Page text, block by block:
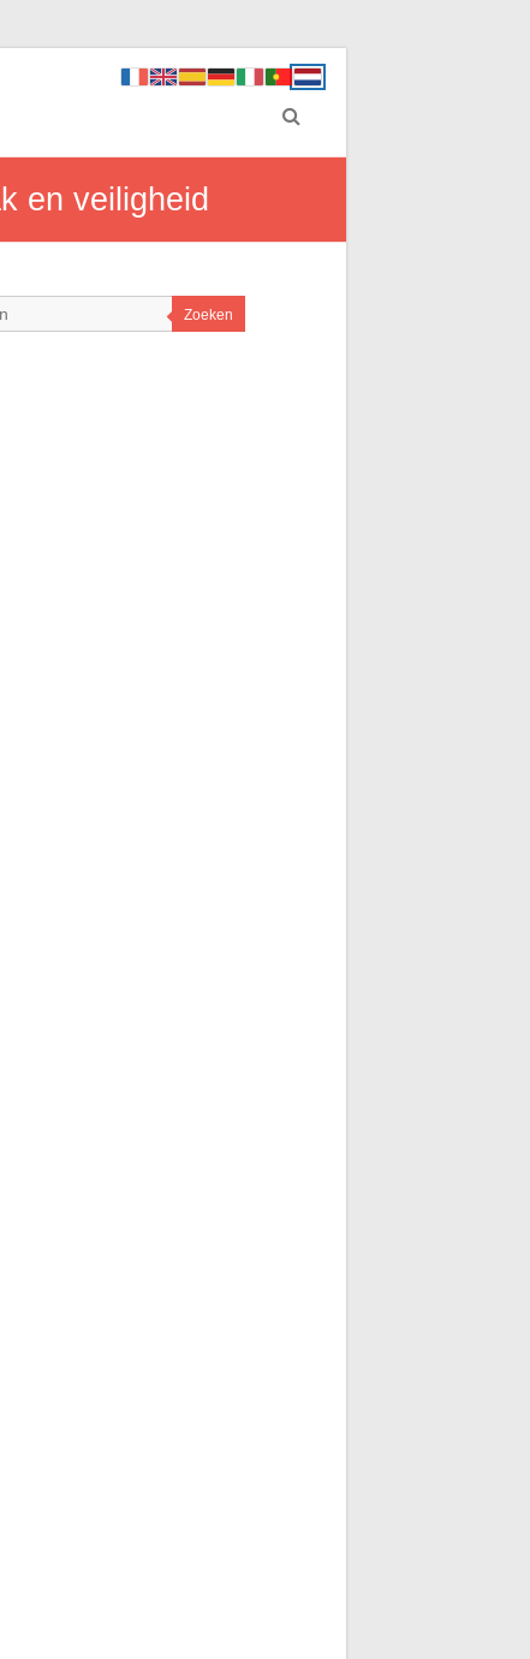
en veiligheid
Zoeken